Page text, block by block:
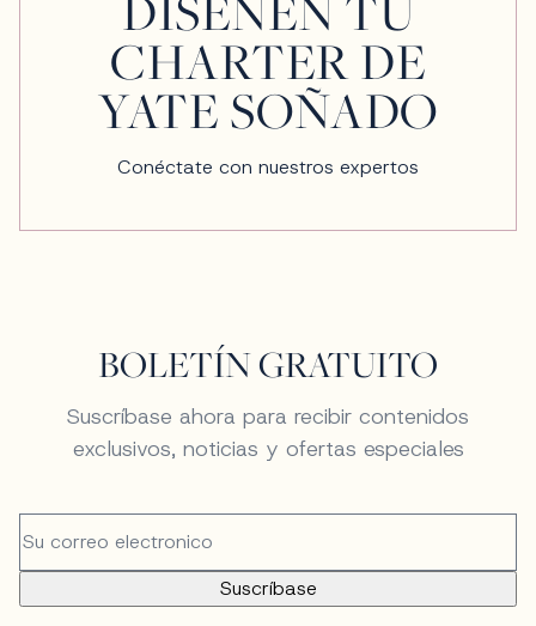
CHARTER DE
YATE SOÑADO
Conéctate con nuestros expertos
BOLETÍN GRATUITO
Suscríbase ahora para recibir contenidos
exclusivos, noticias y ofertas especiales